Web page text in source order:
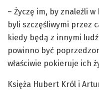
– Życzę im, by znaleźli w
byli szczęśliwymi przez
kiedy będą z innymi
powinno być
właściwie pokieruje ich
Księża Hubert Król i